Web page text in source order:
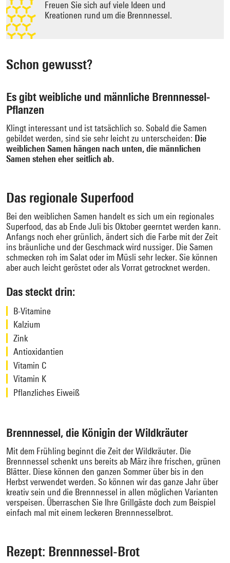
Freuen Sie sich auf viele Ideen und
Kreationen rund um die Brennnessel.
Schon gewusst?
Es gibt weibliche und männliche Brennnessel-
Pflanzen
Klingt interessant und ist tatsächlich so. Sobald die Samen
gebildet werden, sind sie sehr leicht zu unterscheiden: Die
weiblichen Samen hängen nach unten, die männlichen
Samen stehen eher seitlich ab.
Das regionale Superfood
Bei den weiblichen Samen handelt es sich um ein regionales
Superfood, das ab Ende Juli bis Oktober geerntet werden kann.
Anfangs noch eher grünlich, ändert sich die Farbe mit der Zeit
ins bräunliche und der Geschmack wird nussiger. Die Samen
schmecken roh im Salat oder im Müsli sehr lecker. Sie können
aber auch leicht geröstet oder als Vorrat getrocknet werden.
Das steckt drin:
B-Vitamine
Kalzium
Zink
Antioxidantien
Vitamin C
Vitamin K
Pflanzliches Eiweiß
Brennnessel, die Königin der Wildkräuter
Mit dem Frühling beginnt die Zeit der Wildkräuter. Die
Brennnessel schenkt uns bereits ab März ihre frischen, grünen
Blätter. Diese können den ganzen Sommer über bis in den
Herbst verwendet werden. So können wir das ganze Jahr über
kreativ sein und die Brennnessel in allen möglichen Varianten
verspeisen. Überraschen Sie Ihre Grillgäste doch zum Beispiel
einfach mal mit einem leckeren Brennnesselbrot.
Rezept: Brennnessel-Brot